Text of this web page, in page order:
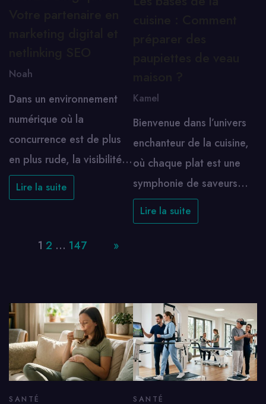
Noah
Dans un environnement
numérique où la
concurrence est de plus
en plus rude, la visibilité…
Lire la suite
Kamel
Bienvenue dans l’univers
enchanteur de la cuisine,
où chaque plat est une
symphonie de saveurs…
Lire la suite
1 2 … 147 »
SANTÉ SANTÉ